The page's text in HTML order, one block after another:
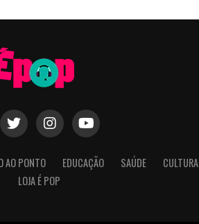
AO PONTO EDUCAÇÃO SAÚDE CULTURA
LOJA É POP